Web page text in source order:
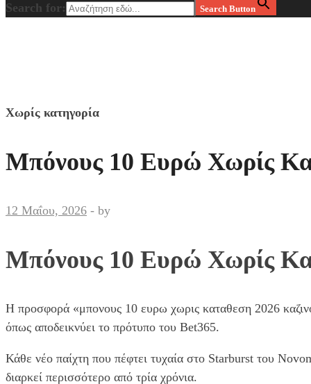
Search for: Search Button
Χωρίς κατηγορία
Μπόνους 10 Ευρώ Χωρίς
12 Μαΐου, 2026 - by
Μπόνους 10 Ευρώ Χωρίς
Η προσφορά «μπονους 10 ευρω χωρις καταθεση 2026
όπως αποδεικνύει το πρότυπο του Bet365.
Κάθε νέο παίχτη που πέφτει τυχαία στο Starburst του
διαρκεί περισσότερο από τρία χρόνια.